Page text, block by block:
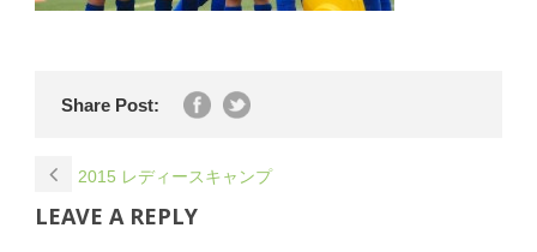
Share Post:
2015 レディースキャンプ
LEAVE A REPLY